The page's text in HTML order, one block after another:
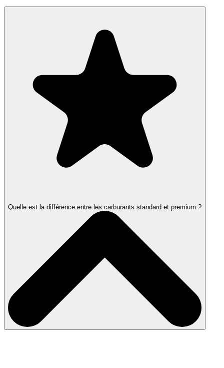
Quelle est la différence entre les carburants standard et premium ?